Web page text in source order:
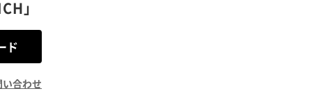
」
ド
合わせ